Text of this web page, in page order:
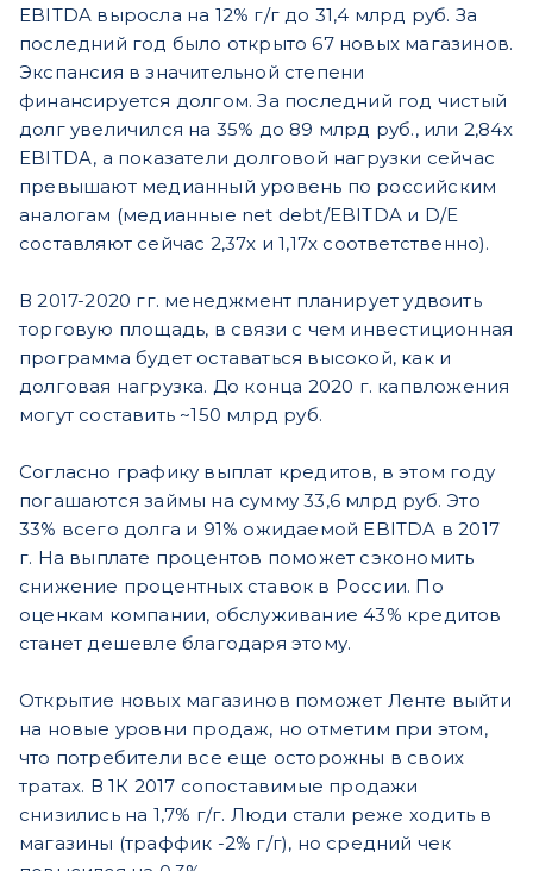
EBITDA выросла на 12% г/г до 31,4 млрд руб. За
последний год было открыто 67 новых магазинов.
Экспансия в значительной степени
финансируется долгом. За последний год чистый
долг увеличился на 35% до 89 млрд руб., или 2,84х
EBITDA, а показатели долговой нагрузки сейчас
превышают медианный уровень по российским
аналогам (медианные net debt/EBITDA и D/E
составляют сейчас 2,37х и 1,17х соответственно).
В 2017-2020 гг. менеджмент планирует удвоить
торговую площадь, в связи с чем инвестиционная
программа будет оставаться высокой, как и
долговая нагрузка. До конца 2020 г. капвложения
могут составить ~150 млрд руб.
Согласно графику выплат кредитов, в этом году
погашаются займы на сумму 33,6 млрд руб. Это
33% всего долга и 91% ожидаемой EBITDA в 2017
г. На выплате процентов поможет сэкономить
снижение процентных ставок в России. По
оценкам компании, обслуживание 43% кредитов
станет дешевле благодаря этому.
Открытие новых магазинов поможет Ленте выйти
на новые уровни продаж, но отметим при этом,
что потребители все еще осторожны в своих
тратах. В 1К 2017 сопоставимые продажи
снизились на 1,7% г/г. Люди стали реже ходить в
магазины (траффик -2% г/г), но средний чек